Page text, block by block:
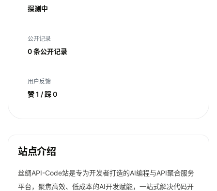
探测中
公开记录
0 条公开记录
用户反馈
赞 1 / 踩 0
站点介绍
丝绸API-Code站是专为开发者打造的AI编程与API聚合服务
平台，聚焦高效、低成本的AI开发赋能，一站式解决代码开